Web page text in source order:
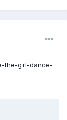
the-girl-dance-